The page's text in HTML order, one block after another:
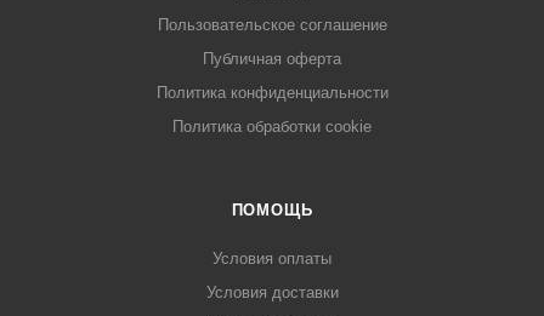
Пользовательское соглашение
Публичная оферта
Политика конфиденциальности
Политика обработки cookie
ПОМОЩЬ
Условия оплаты
Условия доставки